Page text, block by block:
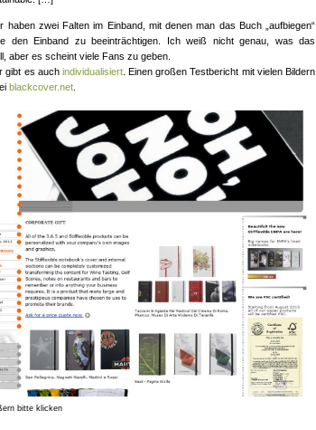
haben zwei Falten im Einband, mit denen man das Buch „aufbiegen“
den Einband zu beeinträchtigen. Ich weiß nicht genau, was das
aber es scheint viele Fans zu geben.
gibt es auch individualisiert. Einen großen Testbericht mit vielen Bildern
blackcover.net
bitte klicken